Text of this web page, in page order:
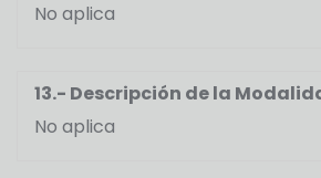
No aplica
13.- Descripción de la
No aplica